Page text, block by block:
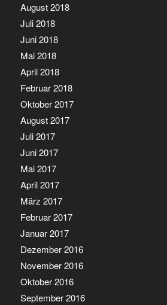
August 2018
Juli 2018
Juni 2018
Mai 2018
April 2018
Februar 2018
Oktober 2017
August 2017
Juli 2017
Juni 2017
Mai 2017
April 2017
März 2017
Februar 2017
Januar 2017
Dezember 2016
November 2016
Oktober 2016
September 2016